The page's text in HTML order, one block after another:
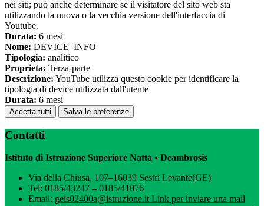
nei siti; può anche determinare se il visitatore del sito web sta
utilizzando la nuova o la vecchia versione dell'interfaccia di
Youtube.
Durata: 6 mesi
Nome: DEVICE_INFO
Tipologia: analitico
Proprieta: Terza-parte
Descrizione: YouTube utilizza questo cookie per identificare la
tipologia di device utilizzata dall'utente
Durata: 6 mesi
Accetta tutti Salva le preferenze
Contatti
Istituto di Istruzione Superiore Natta • Deambrosis
Via della Chiusa, 107–16039 Sestri Levante(GE)
Tel: 0185/43247 – 0185/41076
Email: geis02400a@istruzione.itLink per inviare una mail